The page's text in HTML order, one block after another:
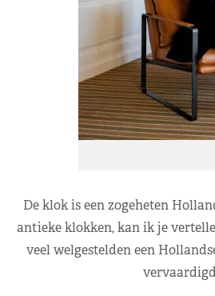
De klok is een zogeheten
antieke klokken, kan ik je
veel welgestelden een